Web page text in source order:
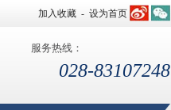
加入收藏 - 设为首页
服务热线：
028-83107248